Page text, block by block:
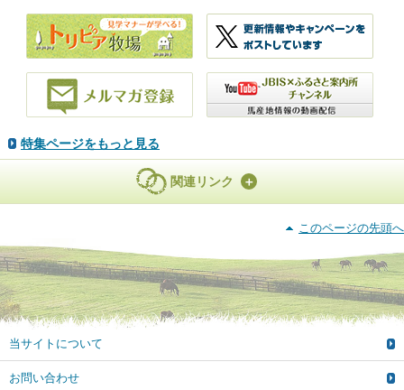
特集ページをもっと見る
関連リンク
このページの先頭へ
当サイトについて
お問い合わせ